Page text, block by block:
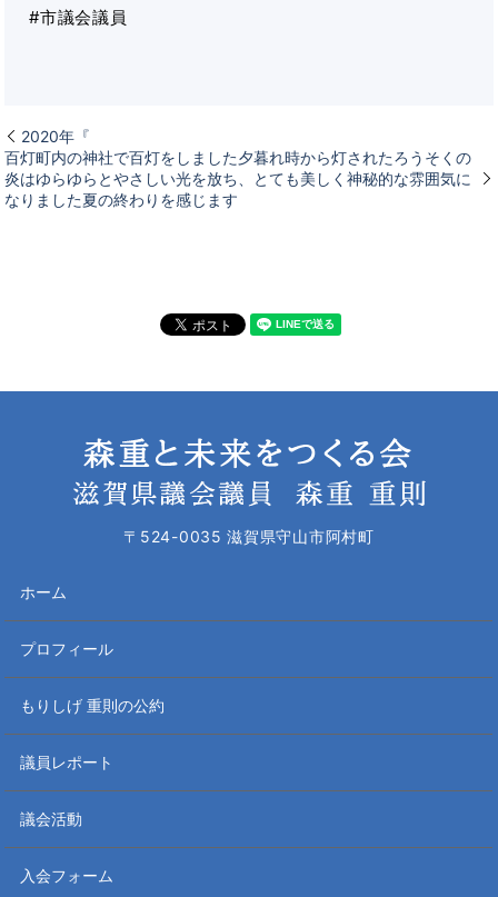
#市議会議員
2020年『
百灯町内の神社で百灯をしました夕暮れ時から灯されたろうそくの
炎はゆらゆらとやさしい光を放ち、とても美しく神秘的な雰囲気に
なりました夏の終わりを感じます
〒524-0035 滋賀県守山市阿村町
ホーム
プロフィール
もりしげ 重則の公約
議員レポート
議会活動
入会フォーム